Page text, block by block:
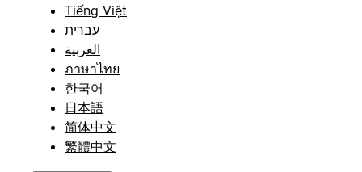
Tiếng Việt
עברית
العربية
ภาษาไทย
한국어
日本語
简体中文
繁體中文